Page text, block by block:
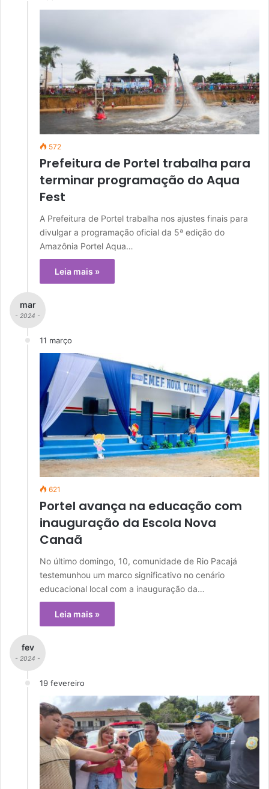
572
Prefeitura de Portel trabalha para
terminar programação do Aqua
Fest
A Prefeitura de Portel trabalha nos ajustes finais para
divulgar a programação oficial da 5ª edição do
Amazônia Portel Aqua…
Leia mais »
mar
- 2024 -
11 março
621
Portel avança na educação com
inauguração da Escola Nova
Canaã
No último domingo, 10, comunidade de Rio Pacajá
testemunhou um marco significativo no cenário
educacional local com a inauguração da…
Leia mais »
fev
- 2024 -
19 fevereiro